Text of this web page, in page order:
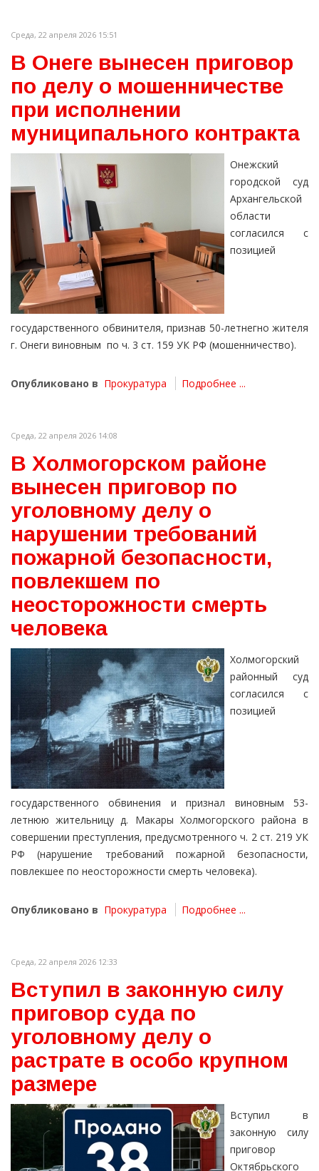
Среда, 22 апреля 2026 15:51
В Онеге вынесен приговор
по делу о мошенничестве
при исполнении
муниципального контракта
Онежский
городской суд
Архангельской
области
согласился с
позицией
государственного обвинителя, признав 50-летнегно жителя
г. Онеги виновным по ч. 3 ст. 159 УК РФ (мошенничество).
Опубликовано в Прокуратура Подробнее ...
Среда, 22 апреля 2026 14:08
В Холмогорском районе
вынесен приговор по
уголовному делу о
нарушении требований
пожарной безопасности,
повлекшем по
неосторожности смерть
человека
Холмогорский
районный суд
согласился с
позицией
государственного обвинения и признал виновным 53-
летнюю жительницу д. Макары Холмогорского района в
совершении преступления, предусмотренного ч. 2 ст. 219 УК
РФ (нарушение требований пожарной безопасности,
повлекшее по неосторожности смерть человека).
Опубликовано в Прокуратура Подробнее ...
Среда, 22 апреля 2026 12:33
Вступил в законную силу
приговор суда по
уголовному делу о
растрате в особо крупном
размере
Вступил в
законную силу
приговор
Октябрьского